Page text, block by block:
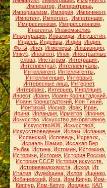
Император, Императрица,
Империализм
Империя Импичмент,
Импотент, Импотент. Импотенция,
Импресионизм
Импрессионизм
Инагенты, Инакомыслие,
Инаугурация, Инвалиды, Ингушетия,
Индеец, Индейцы, Индия, Индия.
Фоты, Инет, Инженеры, Инквизиция,
Инкуб, Иноагент, Инок, Иностранные
слова, Инстаграм Интеграция,
Интеллектуал, Интеллектуалы,
Интеллигент, Интеллигенты
Интеллигенция, Интервью,
Интересные лица Интернет,
Интерфакс
Интерьер Инфляция
Инцест, Иоанн, Иоанн Кронштадский,
Иоанн Кронштадтский Ион Тихий
Ионтихий Иосиф Ирак Иран
Ирина Ирландия Ирматов Ирония
Искусство Искусство декоративное
ИскусствоЖЖ ИскусствоХ
Искусствоведение, Ислам Испания,
Испанский Исповедь Исраэлс
Исраэль Шамир, Иссахар Бер
Рыбак Истина Истомин Истомина
Историки, История, История России,
История СССР, История искусств
Историяжидохвоста Исход Ит,
Италия, Иудейщина, Ихлов, Ищенко,
Йобачевский Йога Йом Кипур Йом-
Киппур, Йом-Кипур, Йорданс КАЛ,